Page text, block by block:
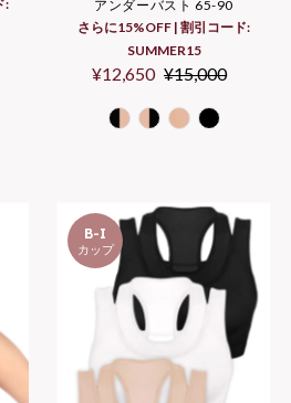
:
アンダーバスト 65-90
さらに15%OFF | 割引コード:
SUMMER15
Sale
¥12,650 Regular
¥15,000
B-I
カップ